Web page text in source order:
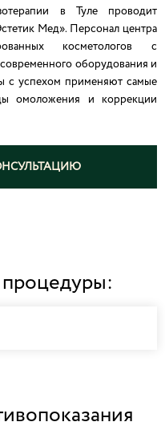
в Туле проводит
Мед». Персонал центра
косметологов с
оборудования и
с успехом применяют самые
омоложения и коррекции